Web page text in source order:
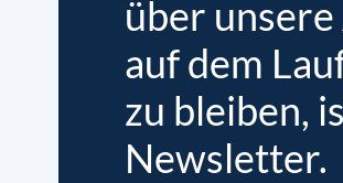
über unsere
auf dem
zu bleiben,
Newsletter.